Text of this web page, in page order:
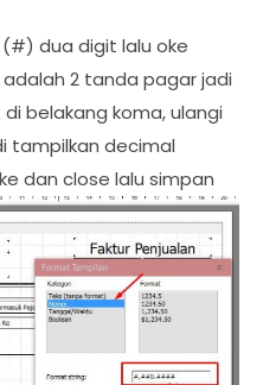
dua digit lalu oke
2 tanda pagar jadi
belakang koma, ulangi
tampilkan decimal
dan close lalu simpan